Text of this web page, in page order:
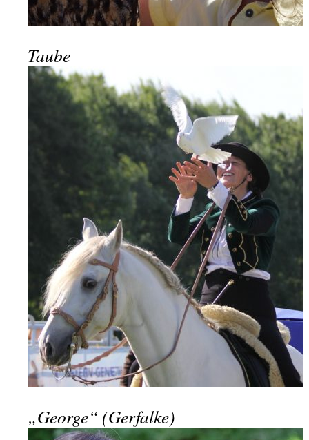
Taube
„George“ (Gerfalke)